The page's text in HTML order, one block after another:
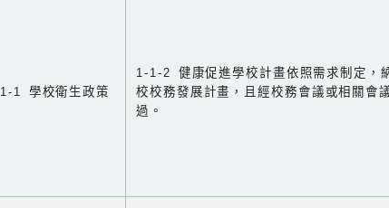
1-1 學校衛生政策
1-1-2 健康促進學校計畫依照需求制定，
校校務發展計畫，且經校務會議或相關會
過。